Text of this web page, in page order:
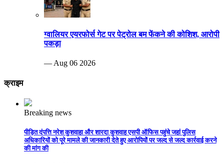
ग्वालियर एयरफोर्स गेट पर पेट्रोल बम फेंकने की कोशिश, आरोपी
पकड़ा
— Aug 06 2026
क्राइम
Breaking news
पीड़ित दंपत्ति नरेश कुशवाहा और शारदा कुशवाह एसपी ऑफिस पहुंचे जहां पुलिस
अधिकारियों को पूरे मामले की जानकारी देते हुए आरोपियों पर जल्द से जल्द कार्रवाई करने
की मांग की